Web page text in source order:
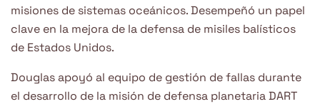
misiones de sistemas oceánicos. Desempeñó un papel
clave en la mejora de la defensa de misiles balísticos
de Estados Unidos.
Douglas apoyó al equipo de gestión de fallas durante
el desarrollo de la misión de defensa planetaria DART